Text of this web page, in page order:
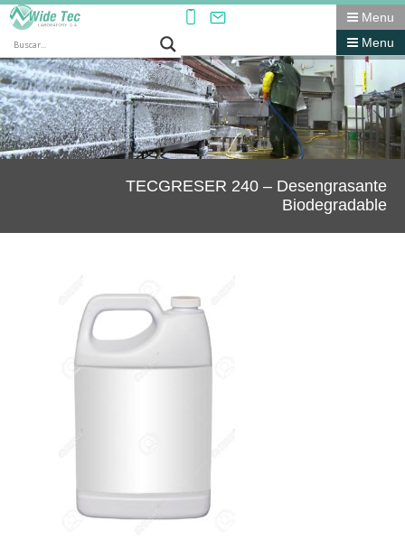
Menu
Menu
TECGRESER 240 – Desengrasante
Biodegradable